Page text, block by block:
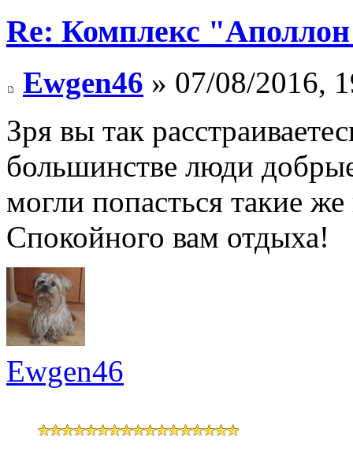
Re: Комплекс
Ewgen46 » 07/08/2016,
Зря вы так
большинстве люди
могли попасться такие
Спокойного вам отдыха!
Ewgen46